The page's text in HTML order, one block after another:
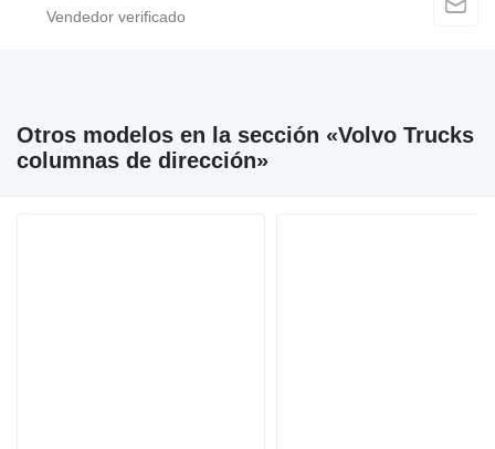
Otros modelos en la sección «Volvo Trucks
columnas de dirección»